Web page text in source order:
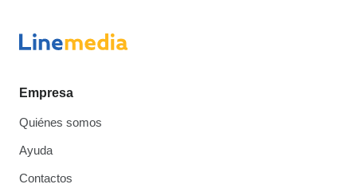
Empresa
Quiénes somos
Ayuda
Contactos